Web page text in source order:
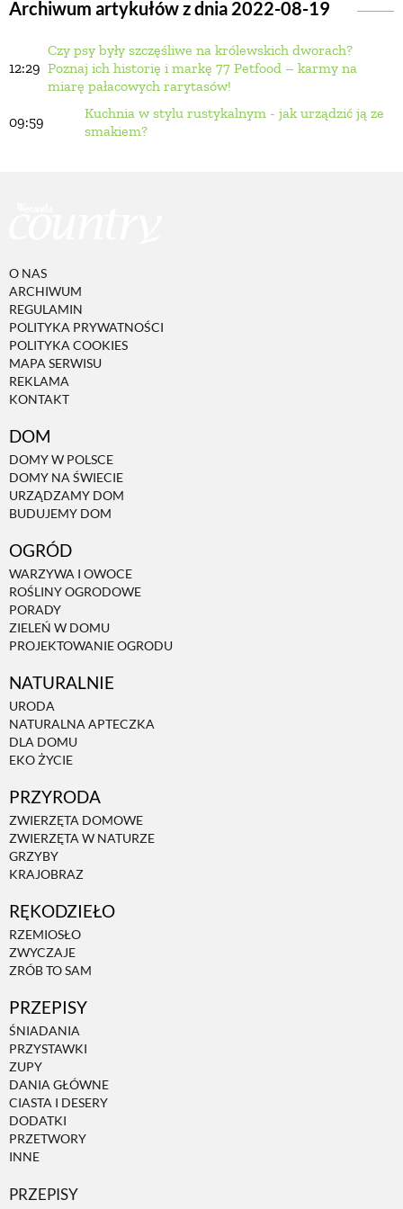
Archiwum artykułów z dnia 2022-08-19
12:29
Czy psy były szczęśliwe na królewskich dworach?
Poznaj ich historię i markę 77 Petfood – karmy na
miarę pałacowych rarytasów!
09:59
Kuchnia w stylu rustykalnym - jak urządzić ją ze
smakiem?
O NAS
ARCHIWUM
REGULAMIN
POLITYKA PRYWATNOŚCI
POLITYKA COOKIES
MAPA SERWISU
REKLAMA
KONTAKT
DOM
DOMY W POLSCE
DOMY NA ŚWIECIE
URZĄDZAMY DOM
BUDUJEMY DOM
OGRÓD
WARZYWA I OWOCE
ROŚLINY OGRODOWE
PORADY
ZIELEŃ W DOMU
PROJEKTOWANIE OGRODU
NATURALNIE
URODA
NATURALNA APTECZKA
DLA DOMU
EKO ŻYCIE
PRZYRODA
ZWIERZĘTA DOMOWE
ZWIERZĘTA W NATURZE
GRZYBY
KRAJOBRAZ
RĘKODZIEŁO
RZEMIOSŁO
ZWYCZAJE
ZRÓB TO SAM
PRZEPISY
ŚNIADANIA
PRZYSTAWKI
ZUPY
DANIA GŁÓWNE
CIASTA I DESERY
DODATKI
PRZETWORY
INNE
PRZEPISY
BUDUJEMY DOM
OGRÓD
ZIELEŃ W DOMU
NATURALNA APTECZKA
ZWIERZĘTA W NATURZE